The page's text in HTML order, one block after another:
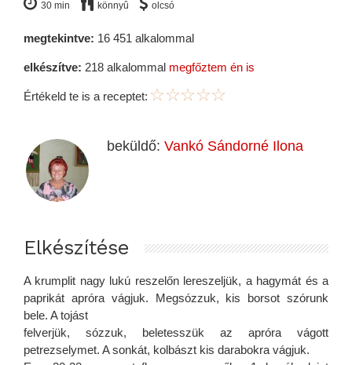
30 min könnyû olcsó
megtekintve: 16 451 alkalommal
elkészítve: 218 alkalommal megfőztem én is
Értékeld te is a receptet:
beküldő: Vankó Sándorné Ilona
Elkészítése
A krumplit nagy lukú reszelőn lereszeljük, a hagymát és a
paprikát apróra vágjuk. Megsózzuk, kis borsot szórunk
bele. A tojást
felverjük, sózzuk, beletesszük az apróra vágott
petrezselymet. A sonkát, kolbászt kis darabokra vágjuk.